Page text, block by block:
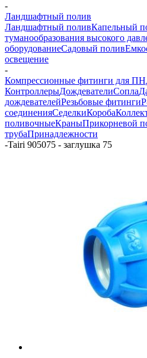
-
Ландшафтный полив
Ландшафтный поливКапельный
туманообразования высокого
оборудованиеСадовый полив
освещение
-
Компрессионные фитинги для
КонтроллерыДождевателиСопла
дождевателейРезьбовые фитинги
соединенияСеделкиКороба
поливочныеКраныПрикорневой
трубаПринадлежности
-Tairi 905075 - заглушка 75